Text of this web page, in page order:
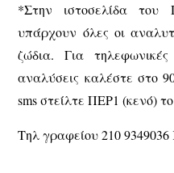
*Στην ιστοσελίδα του
υπάρχουν όλες οι
ζώδια. Για
αναλύσεις καλέστε στο
sms στείλτε ΠΕΡ1 (κενό)
Τηλ γραφείου 210 9349036